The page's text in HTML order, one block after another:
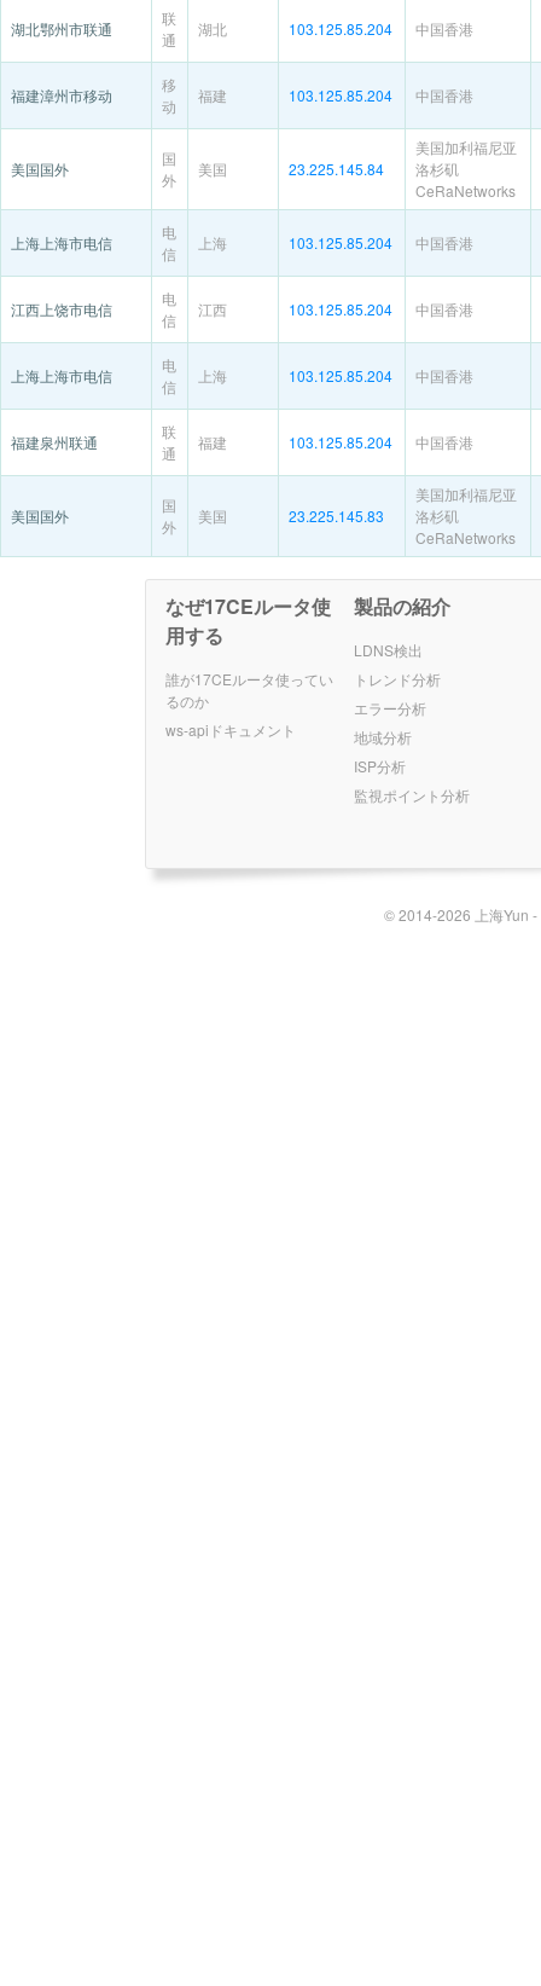
湖北鄂州市联通
联
通
湖北 103.125.85.204 中国香港
福建漳州市移动
移
动
福建 103.125.85.204 中国香港
美国国外
国
外
美国 23.225.145.84
美国加利福尼亚
洛杉矶
CeRaNetworks
上海上海市电信
电
信
上海 103.125.85.204 中国香港
江西上饶市电信
电
信
江西 103.125.85.204 中国香港
上海上海市电信
电
信
上海 103.125.85.204 中国香港
福建泉州联通
联
通
福建 103.125.85.204 中国香港
美国国外
国
外
美国 23.225.145.83
美国加利福尼亚
洛杉矶
CeRaNetworks
なぜ17CEルータ使
用する
誰が17CEルータ使ってい
るのか
ws-apiドキュメント
製品の紹介
LDNS検出
トレンド分析
エラー分析
地域分析
ISP分析
監視ポイント分析
© 2014-2026 上海Yun